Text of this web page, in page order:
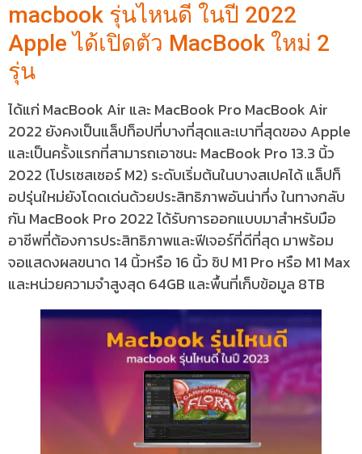
macbook รุ่นไหนดี ในปี 2022
Apple ได้เปิดตัว MacBook ใหม่ 2
รุ่น
ได้แก่ MacBook Air และ MacBook Pro MacBook Air
2022 ยังคงเป็นแล็ปท็อปที่บางที่สุดและเบาที่สุดของ Apple
และเป็นครั้งแรกที่สามารถเอาชนะ MacBook Pro 13.3 นิ้ว
2022 (โปรเซสเซอร์ M2) ระดับเริ่มต้นในบางสเปคได้ แล็ปท็
อปรุ่นใหม่ยังโดดเด่นด้วยประสิทธิภาพอันน่าทึ่ง ในทางกลับ
กัน MacBook Pro 2022 ได้รับการออกแบบมาสำหรับมือ
อาชีพที่ต้องการประสิทธิภาพและฟีเจอร์ที่ดีที่สุด มาพร้อม
จอแสดงผลขนาด 14 นิ้วหรือ 16 นิ้ว ชิป M1 Pro หรือ M1 Max
และหน่วยความจำสูงสุด 64GB และพื้นที่เก็บข้อมูล 8TB